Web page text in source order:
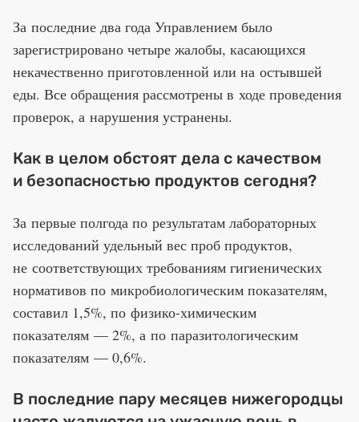
За последние два года Управлением было
зарегистрировано четыре жалобы, касающихся
некачественно приготовленной или на остывшей
еды. Все обращения рассмотрены в ходе проведения
проверок, а нарушения устранены.
Как в целом обстоят дела с качеством
и безопасностью продуктов сегодня?
За первые полгода по результатам лабораторных
исследований удельный вес проб продуктов,
не соответствующих требованиям гигиенических
нормативов по микробиологическим показателям,
составил 1,5%, по физико-химическим
показателям — 2%, а по паразитологическим
показателям — 0,6%.
В последние пару месяцев нижегородцы